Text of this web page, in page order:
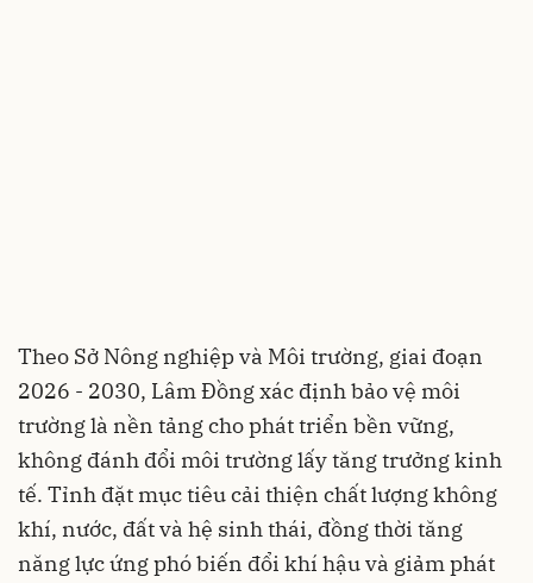
Theo Sở Nông nghiệp và Môi trường, giai đoạn
2026 - 2030, Lâm Đồng xác định bảo vệ môi
trường là nền tảng cho phát triển bền vững,
không đánh đổi môi trường lấy tăng trưởng kinh
tế. Tỉnh đặt mục tiêu cải thiện chất lượng không
khí, nước, đất và hệ sinh thái, đồng thời tăng
năng lực ứng phó biến đổi khí hậu và giảm phát